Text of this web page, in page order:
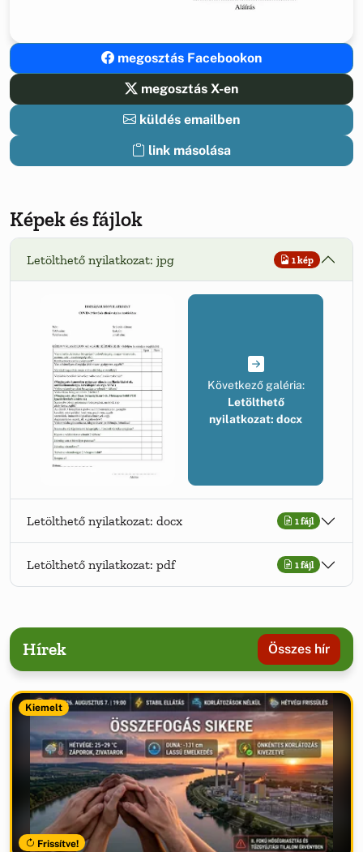
megosztás Facebookon
megosztás X-en
küldés emailben
link másolása
Képek és fájlok
Letölthető nyilatkozat: jpg 1 kép
Következő galéria:
Letölthető
nyilatkozat: docx
Letölthető nyilatkozat: docx 1 fájl
Letölthető nyilatkozat: pdf 1 fájl
Hírek Összes hír
Kiemelt
Frissítve!